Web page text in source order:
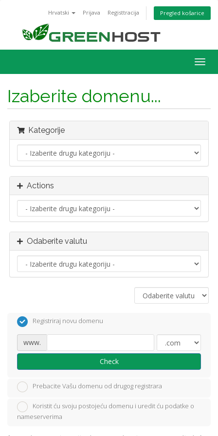
Hrvatski Prijava Registtracija Pregled košarice
Izaberite domenu...
Kategorije
Actions
Odaberite valutu
Registriraj novu domenu
www.
Check
Prebacite Vašu domenu od drugog registrara
Koristit ću svoju postojeću domenu i uredit ću podatke o
nameserverima